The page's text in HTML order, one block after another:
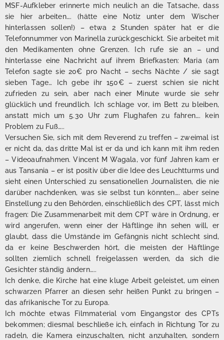
MSF-Aufkleber erinnerte mich neulich an die Tatsache, dass
sie hier arbeiten…. (hätte eine Notiz unter dem Wischer
hinterlassen sollen!) – etwa 2 Stunden später hat er die
Telefonnummer von Marinella zurückgeschickt. Sie arbeitet mit
den Medikamenten ohne Grenzen. Ich rufe sie an – und
hinterlasse eine Nachricht auf ihrem Briefkasten: Maria (am
Telefon sagte sie 20€ pro Nacht – sechs Nächte / sie sagt
sieben Tage… Ich gebe ihr 150€ – zuerst schien sie nicht
zufrieden zu sein, aber nach einer Minute wurde sie sehr
glücklich und freundlich. Ich schlage vor, im Bett zu bleiben,
anstatt mich um 5.30 Uhr zum Flughafen zu fahren…. kein
Problem zu Fuß…..
Versuchen Sie, sich mit dem Reverend zu treffen – zweimal ist
er nicht da, das dritte Mal ist er da und ich kann mit ihm reden
– Videoaufnahmen. Vincent M Wagala, vor fünf Jahren kam er
aus Tansania – er ist positiv über die Idee des Leuchtturms und
sieht einen Unterschied zu sensationellen Journalisten, die nie
darüber nachdenken, was sie selbst tun könnten…. aber seine
Einstellung zu den Behörden, einschließlich des CPT, lässt mich
fragen: Die Zusammenarbeit mit dem CPT wäre in Ordnung, er
wird angerufen, wenn einer der Häftlinge ihn sehen will, er
glaubt, dass die Umstände im Gefängnis nicht schlecht sind,
da er keine Beschwerden hört, die meisten der Häftlinge
sollten ziemlich schnell freigelassen werden, da sich die
Gesichter ständig ändern…..
Ich denke, die Kirche hat eine kluge Arbeit geleistet, um einen
schwarzen Pfarrer an diesen sehr heißen Punkt zu bringen –
das afrikanische Tor zu Europa.
Ich möchte etwas Filmmaterial vom Eingangstor des CPTs
bekommen; diesmal beschließe ich, einfach in Richtung Tor zu
radeln, die Kamera einzuschalten, nicht anzuhalten, sondern